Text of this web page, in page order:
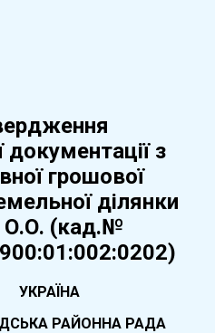
документації з
грошової
ділянки
О.О. (кад.№
УКРАЇНА
РАЙОННА РАДА